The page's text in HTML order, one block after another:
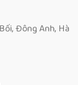
Đông Anh, Hà